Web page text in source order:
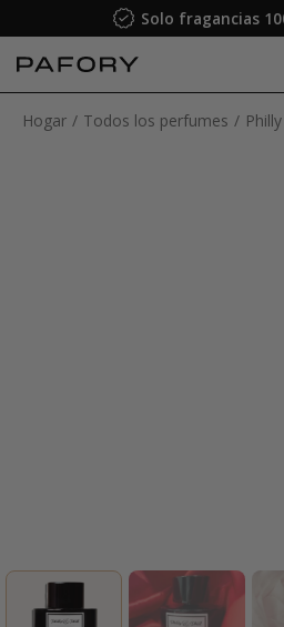
Solo fragancias
Hogar Todos los perfumes